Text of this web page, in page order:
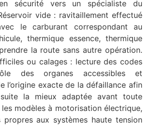
sécurité vers un spécialiste du
vide : ravitaillement effectué
le carburant correspondant au
thermique essence, thermique
la route sans autre opération.
ou calages : lecture des codes
des organes accessibles et
l’origine exacte de la défaillance afin
la mieux adaptée avant toute
modèles à motorisation électrique,
propres aux systèmes haute tension